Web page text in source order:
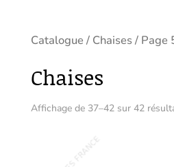
Catalogue / Chaises/ Page
Chaises
Affichage de 37–42 sur 42